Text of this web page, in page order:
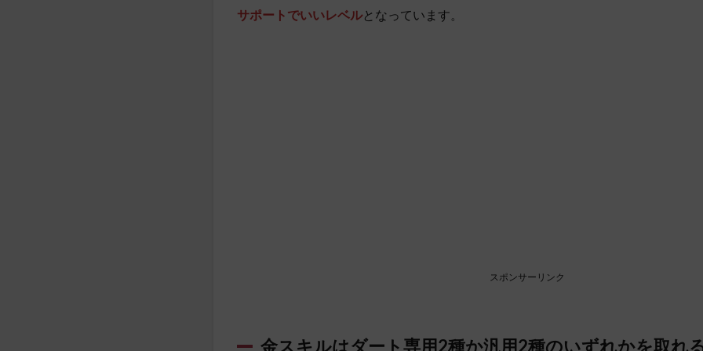
サポートでいいレベルとなっています。
スポンサーリンク
金スキルはダート専用2種か汎用2種のいずれかを取れ